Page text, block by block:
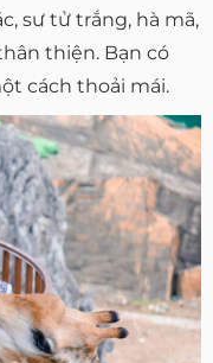
sư tử trắng, hà mã,
thiện. Bạn có
cách thoải mái.